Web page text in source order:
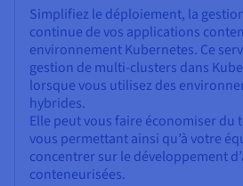
Simplifiez le déploiement, la
continue de vos applications
environnement Kubernetes. Ce
gestion de multi-clusters dans
lorsque vous utilisez des
hybrides.
Elle peut vous faire économiser du
vous permettant ainsi qu’à votre
concentrer sur le développement
conteneurisées.